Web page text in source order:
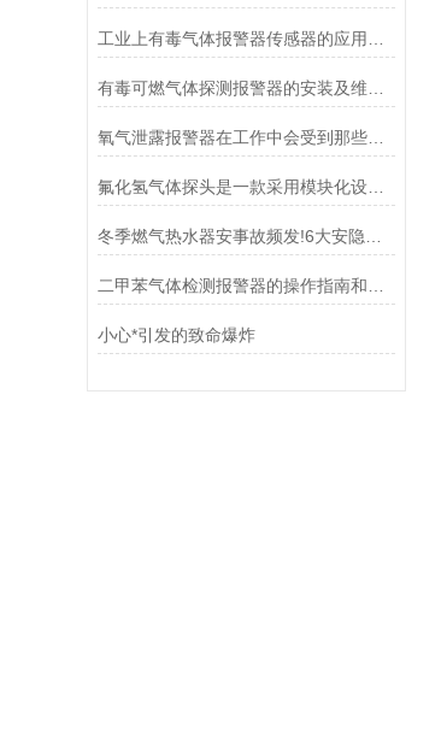
氧气泄露报警器在工作中会受到那些因素的影响
氟化氢气体探头是一款采用模块化设计的产品
小心*引发的致命爆炸